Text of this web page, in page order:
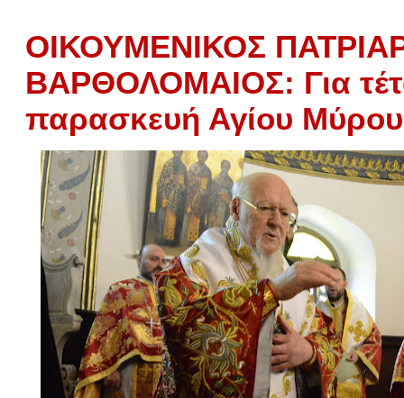
ΟΙΚΟΥΜΕΝΙΚΟΣ
ΒΑΡΘΟΛΟΜΑΙΟΣ: Για
παρασκευή Αγίου Μύρου